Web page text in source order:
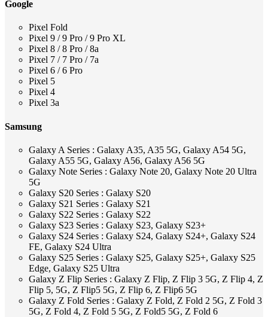
Google
Pixel Fold
Pixel 9 / 9 Pro / 9 Pro XL
Pixel 8 / 8 Pro / 8a
Pixel 7 / 7 Pro / 7a
Pixel 6 / 6 Pro
Pixel 5
Pixel 4
Pixel 3a
Samsung
Galaxy A Series : Galaxy A35, A35 5G, Galaxy A54 5G,
Galaxy A55 5G, Galaxy A56, Galaxy A56 5G
Galaxy Note Series : Galaxy Note 20, Galaxy Note 20 Ultra
5G
Galaxy S20 Series : Galaxy S20
Galaxy S21 Series : Galaxy S21
Galaxy S22 Series : Galaxy S22
Galaxy S23 Series : Galaxy S23, Galaxy S23+
Galaxy S24 Series : Galaxy S24, Galaxy S24+, Galaxy S24
FE, Galaxy S24 Ultra
Galaxy S25 Series : Galaxy S25, Galaxy S25+, Galaxy S25
Edge, Galaxy S25 Ultra
Galaxy Z Flip Series : Galaxy Z Flip, Z Flip 3 5G, Z Flip 4, Z
Flip 5, 5G, Z Flip5 5G, Z Flip 6, Z Flip6 5G
Galaxy Z Fold Series : Galaxy Z Fold, Z Fold 2 5G, Z Fold 3
5G, Z Fold 4, Z Fold 5 5G, Z Fold5 5G, Z Fold 6